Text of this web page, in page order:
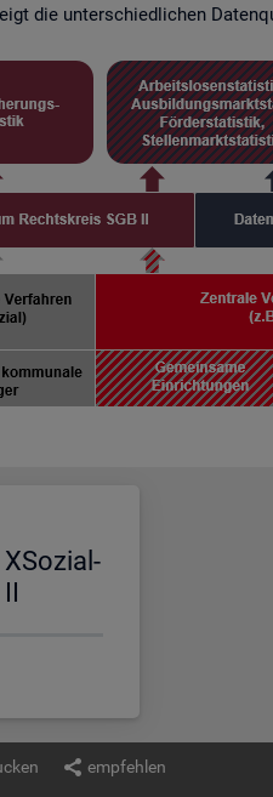
die un­ter­schied­li­chen
empfehlen